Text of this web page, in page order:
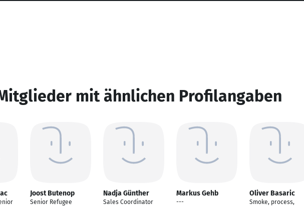
mit ähnlichen Profilangaben
Joost Butenop
Senior Refugee
Nadja Günther
Sales Coordinator
Markus Gehb
---
Oliver Basaric
Smoke, process,